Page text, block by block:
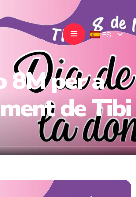
EMPRESA
SERVICIOS
ES
8M per a
de Tibi